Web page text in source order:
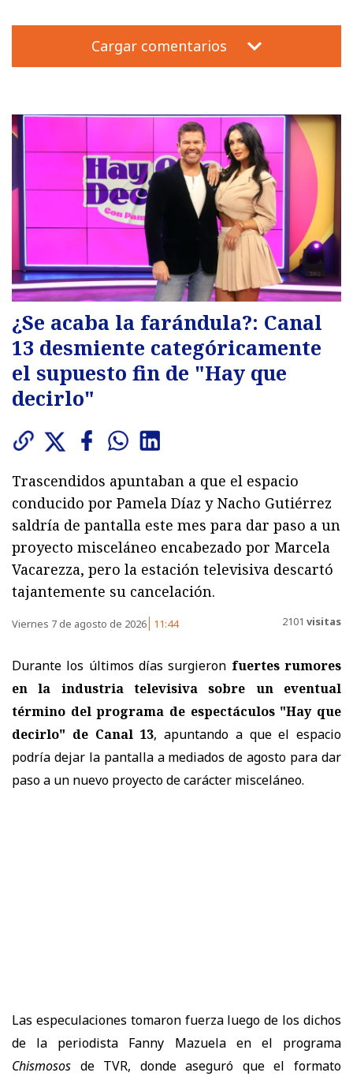
Cargar comentarios
¿Se acaba la farándula?: Canal
13 desmiente categóricamente
el supuesto fin de "Hay que
decirlo"
Trascendidos apuntaban a que el espacio
conducido por Pamela Díaz y Nacho Gutiérrez
saldría de pantalla este mes para dar paso a un
proyecto misceláneo encabezado por Marcela
Vacarezza, pero la estación televisiva descartó
tajantemente su cancelación.
Viernes 7 de agosto de 2026 11:44 2101 visitas
Durante los últimos días surgieron fuertes rumores
en la industria televisiva sobre un eventual
término del programa de espectáculos "Hay que
decirlo" de Canal 13, apuntando a que el espacio
podría dejar la pantalla a mediados de agosto para dar
paso a un nuevo proyecto de carácter misceláneo.
Las especulaciones tomaron fuerza luego de los dichos
de la periodista Fanny Mazuela en el programa
Chismosos de TVR, donde aseguró que el formato